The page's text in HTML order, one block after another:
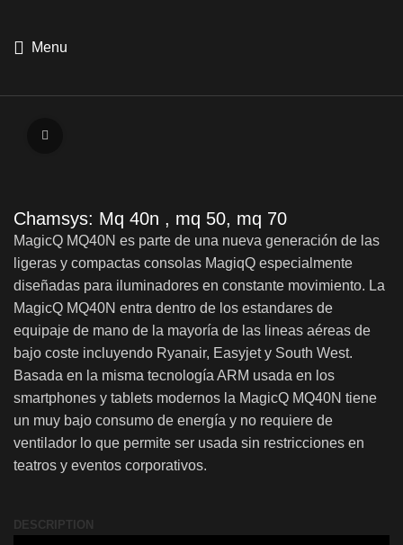
Menu
Chamsys: Mq 40n , mq 50, mq 70
MagicQ MQ40N es parte de una nueva generación de las
ligeras y compactas consolas MagiqQ especialmente
diseñadas para iluminadores en constante movimiento. La
MagicQ MQ40N entra dentro de los estandares de
equipaje de mano de la mayoría de las lineas aéreas de
bajo coste incluyendo Ryanair, Easyjet y South West.
Basada en la misma tecnología ARM usada en los
smartphones y tablets modernos la MagicQ MQ40N tiene
un muy bajo consumo de energía y no requiere de
ventilador lo que permite ser usada sin restricciones en
teatros y eventos corporativos.
DESCRIPTION